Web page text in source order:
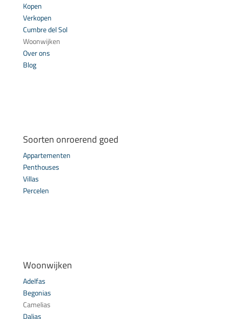
Kopen
Verkopen
Cumbre del Sol
Woonwijken
Over ons
Blog
Soorten onroerend goed
Appartementen
Penthouses
Villas
Percelen
Woonwijken
Adelfas
Begonias
Camelias
Dalias